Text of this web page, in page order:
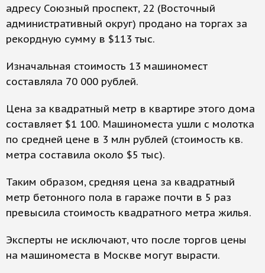
адресу Союзный проспект, 22 (Восточный
административный округ) продано на торгах за
рекордную сумму в $113 тыс.
Изначальная стоимость 13 машиномест
составляла 70 000 рублей.
Цена за квадратный метр в квартире этого дома
составляет $1 100. Машиноместа ушли с молотка
по средней цене в 3 млн рублей (стоимость кв.
метра составила около $5 тыс).
Таким образом, средняя цена за квадратный
метр бетонного пола в гараже почти в 5 раз
превысила стоимость квадратного метра жилья.
Эксперты не исключают, что после торгов цены
на машиноместа в Москве могут вырасти.